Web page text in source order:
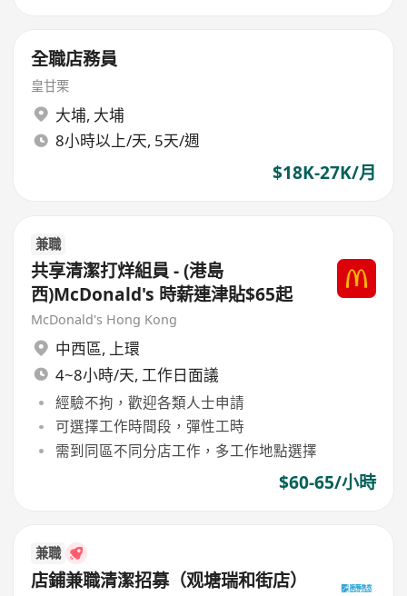
全職店務員
皇甘栗
大埔, 大埔
8小時以上/天, 5天/週
$18K-27K/月
兼職
共享清潔打烊組員 - (港島
西)McDonald's 時薪連津貼$65起
McDonald's Hong Kong
中西區, 上環
4~8小時/天, 工作日面議
經驗不拘，歡迎各類人士申請
可選擇工作時間段，彈性工時
需到同區不同分店工作，多工作地點選擇
$60-65/小時
兼職
店鋪兼職清潔招募（观塘瑞和街店）